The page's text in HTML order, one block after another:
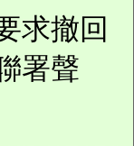
求撤回
署聲